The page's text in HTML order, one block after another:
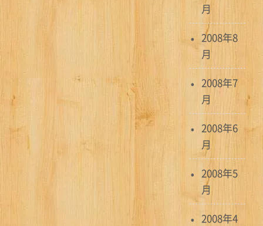
月
2008年8
月
2008年7
月
2008年6
月
2008年5
月
2008年4